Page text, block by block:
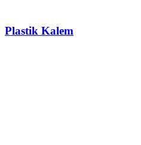
Plastik Kalem